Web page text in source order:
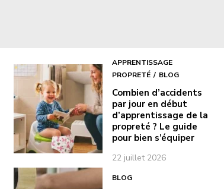
APPRENTISSAGE
PROPRETÉ
BLOG
Combien d’accidents
par jour en début
d’apprentissage de la
propreté ? Le guide
pour bien s’équiper
22 juillet 2026
BLOG